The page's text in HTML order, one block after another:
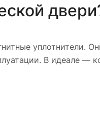
уплотнители.
В идеале —